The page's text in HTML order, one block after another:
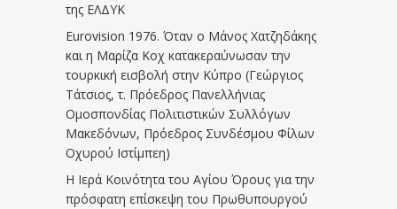
της ΕΛΔΥΚ
Eurovision 1976. Όταν ο Μάνος Χατζηδάκης
και η Μαρίζα Κοχ κατακεραύνωσαν την
τουρκική εισβολή στην Κύπρο (Γεώργιος
Τάτσιος, τ. Πρόεδρος Πανελλήνιας
Ομοσπονδίας Πολιτιστικών Συλλόγων
Μακεδόνων, Πρόεδρος Συνδέσμου Φίλων
Οχυρού Ιστίμπεη)
Η Ιερά Κοινότητα του Αγίου Όρους για την
πρόσφατη επίσκεψη του Πρωθυπουργού